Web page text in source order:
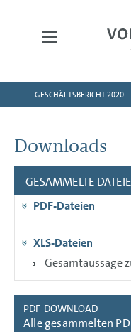
HOME
KONZERNBEREICHE
CORPORATE
KONZERNLAGEBERICHT
ANHANG
GESCHÄFTSBERICHT 2020
Downloads
GESAMMELTE
PDF-Dateien
XLS-Dateien
Gesamtaussage
PDF-DOWNLOAD
Alle gesammelten